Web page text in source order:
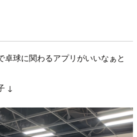
卓球に関わるアプリがいいなぁと
↓